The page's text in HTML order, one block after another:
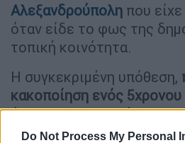
Do Not Process My Personal
Αλεξανδρούπολη που
όταν είδε το φως της
τοπική κοινότητα.
Η συγκεκριμένη υπόθεση,
κακοποίηση ενός
άλλους συμμαθητές του
νηπιαγωγείου, έρχεται